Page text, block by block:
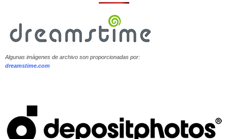
Algunas imágenes de archivo son proporcionadas por:
dreamstime.com